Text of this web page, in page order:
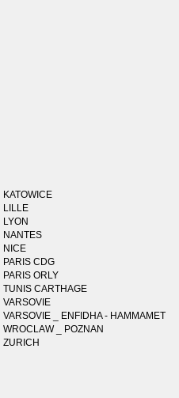
KATOWICE
LILLE
LYON
NANTES
NICE
PARIS CDG
PARIS ORLY
TUNIS CARTHAGE
VARSOVIE
VARSOVIE _ ENFIDHA - HAMMAMET
WROCLAW _ POZNAN
ZURICH